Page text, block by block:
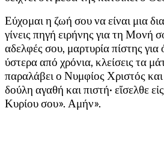
Εύχομαι η ζωή σου να είναι μια
γίνεις πηγή ειρήνης για τη Μονή
αδελφές σου, μαρτυρία πίστης
ύστερα από χρόνια, κλείσεις τα
παραλάβει ο Νυμφίος Χριστός
δούλη αγαθή και πιστή· εἴσελθε
Κυρίου σου». Αμήν».